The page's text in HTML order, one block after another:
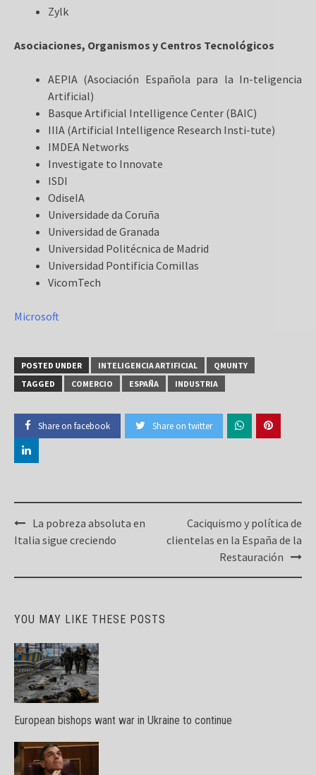
Zylk
Asociaciones, Organismos y Centros Tecnológicos
AEPIA (Asociación Española para la In-teligencia
Artificial)
Basque Artificial Intelligence Center (BAIC)
IIIA (Artificial Intelligence Research Insti-tute)
IMDEA Networks
Investigate to Innovate
ISDI
OdiseIA
Universidade da Coruña
Universidad de Granada
Universidad Politécnica de Madrid
Universidad Pontificia Comillas
VicomTech
Microsoft
POSTED UNDER INTELIGENCIA ARTIFICIAL
QMUNTY
TAGGED
COMERCIO ESPAÑA INDUSTRIA
Share on facebook Share on twitter
Post
navigation
La pobreza absoluta en
Italia sigue creciendo
Caciquismo y política de
clientelas en la España de la
Restauración
YOU MAY LIKE THESE POSTS
European bishops want war in Ukraine to continue